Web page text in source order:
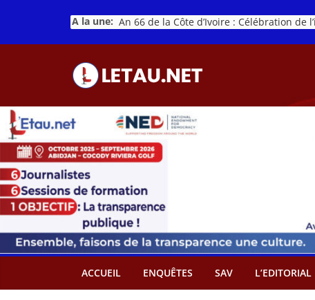
contenu
A la une:
ACCUEIL ENQUÊTES SAV L’EDITORIAL